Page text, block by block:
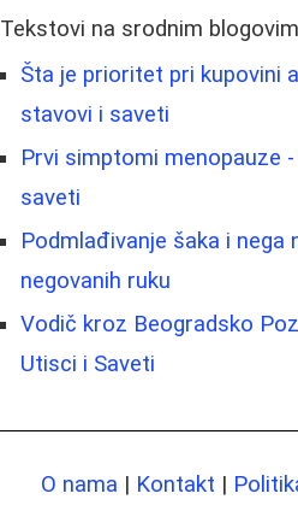
Tekstovi na srodnim
Šta je prioritet pri kupovini
stavovi i saveti
Prvi simptomi menopauze
saveti
Podmlađivanje šaka i nega
negovanih ruku
Vodič kroz Beogradsko
Utisci i Saveti
O nama | Kontakt |